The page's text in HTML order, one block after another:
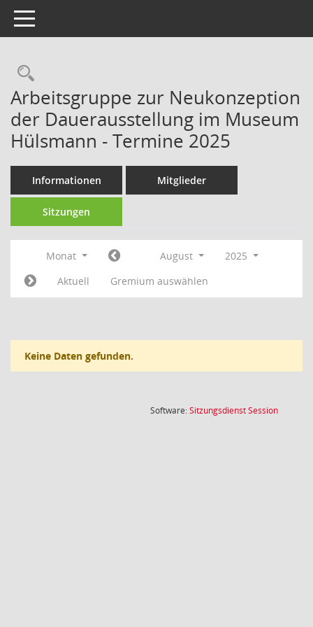
Toggle navigation
Rechercheauswahl
Arbeitsgruppe zur Neukonzeption
der Dauerausstellung im Museum
Hülsmann - Termine 2025
Informationen Mitglieder
Sitzungen
Monat August
2025
Aktuell
Gremium auswählen
Keine Daten gefunden.
Software:SitzungsdienstSession(Wird in